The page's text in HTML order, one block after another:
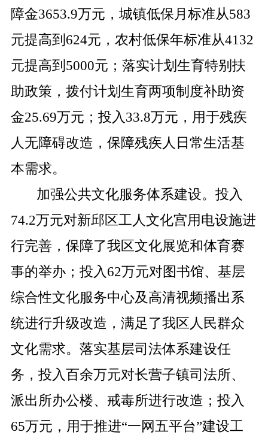
障金3653.9万元，城镇低保月标准从583
元提高到 624元，农村低保年标准从4132
元提高到 5000元；落实计划生育特别扶
助政策，拨付计划生育两项制度补助资
金25.69万元；投入33.8万元，用于残疾
人无障碍改造，保障残疾人日常生活基
本需求。
加强公共文化服务体系建设。投入
74.2万元对新邱区工人文化宫用电设施进
行完善，保障了我区文化展览和体育赛
事的举办；投入62万元对图书馆、基层
综合性文化服务中心及高清视频播出系
统进行升级改造，满足了我区人民群众
文化需求。落实基层司法体系建设任
务，投入百余万元对长营子镇司法所、
派出所办公楼、戒毒所进行改造；投入
65万元，用于推进“一网五平台”建设工